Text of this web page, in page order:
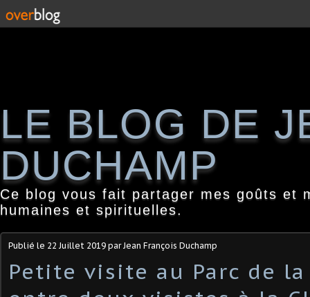
LE BLOG DE
DUCHAMP
Ce blog vous fait partager mes goûts et
humaines et spirituelles.
Publié le 22 Juillet 2019 par Jean François Duchamp
Petite visite au Parc de la